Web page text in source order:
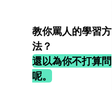
教你罵人的學習方
法？
還以為你不打算問
呢。